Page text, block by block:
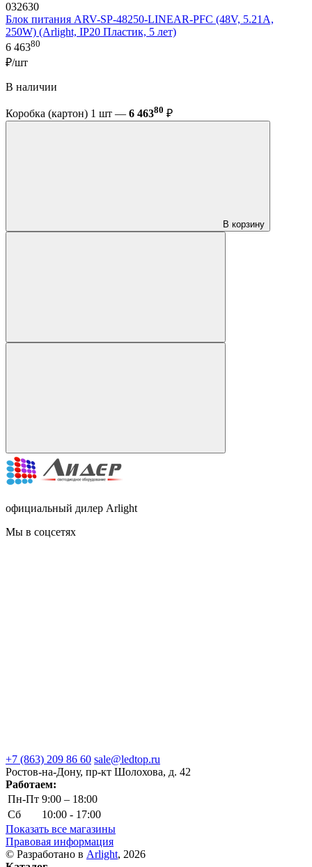
032630
Блок питания ARV-SP-48250-LINEAR-PFC (48V, 5.21A,
250W) (Arlight, IP20 Пластик, 5 лет)
6 46380
₽/шт
В наличии
Коробка (картон) 1 шт — 6 46380 ₽
В корзину
официальный дилер Arlight
Мы в соцсетях
+7 (863) 209 86 60 sale@ledtop.ru
Ростов-на-Дону, пр-кт Шолохова, д. 42
Работаем:
Пн-Пт 9:00 – 18:00
Сб
10:00 - 17:00
Показать все магазины
Правовая информация
© Разработано в Arlight, 2026